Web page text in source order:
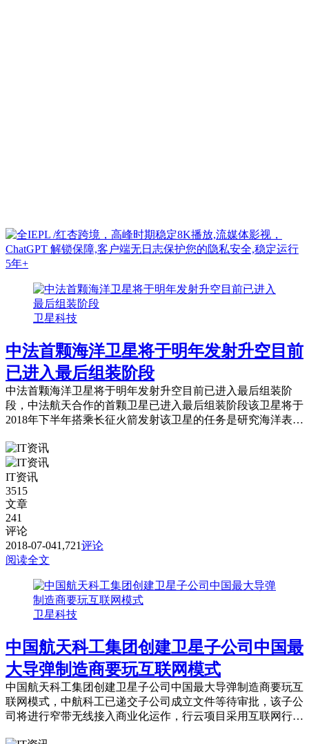
卫星科技
中法首颗海洋卫星将于明年发射升空目前
已进入最后组装阶段
中法首颗海洋卫星将于明年发射升空目前已进入最后组装阶
段，中法航天合作的首颗卫星已进入最后组装阶段该卫星将于
2018年下半年搭乘长征火箭发射该卫星的任务是研究海洋表面
IT资讯
3515
文章
241
评论
2018-07-041,721评论
阅读全文
卫星科技
中国航天科工集团创建卫星子公司中国最
大导弹制造商要玩互联网模式
中国航天科工集团创建卫星子公司中国最大导弹制造商要玩互
联网模式，中航科工已递交子公司成立文件等待审批，该子公
司将进行窄带无线接入商业化运作，行云项目采用互联网行业